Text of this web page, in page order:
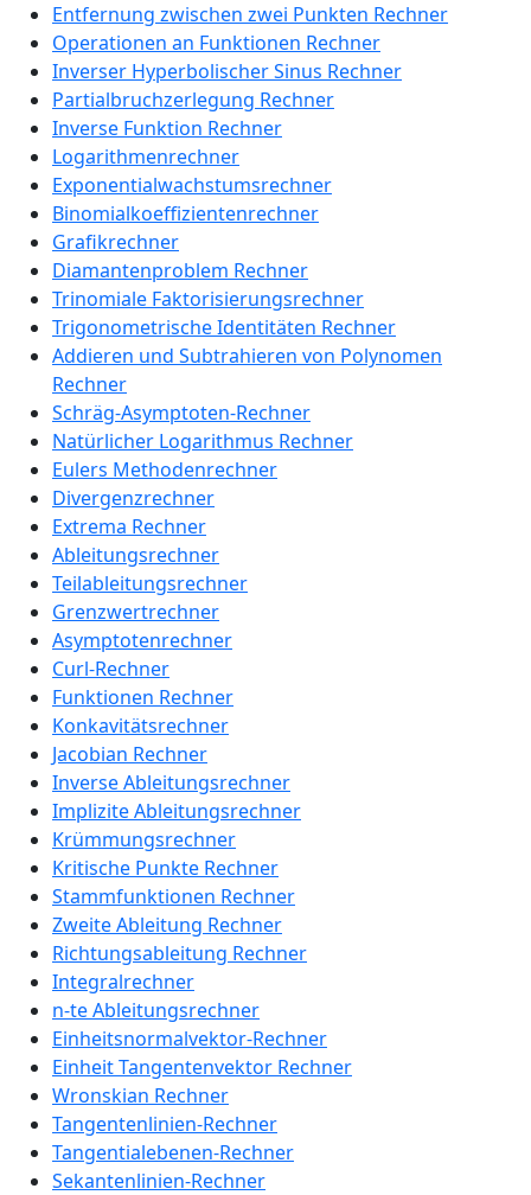
Entfernung zwischen zwei Punkten Rechner
Operationen an Funktionen Rechner
Inverser Hyperbolischer Sinus Rechner
Partialbruchzerlegung Rechner
Inverse Funktion Rechner
Logarithmenrechner
Exponentialwachstumsrechner
Binomialkoeffizientenrechner
Grafikrechner
Diamantenproblem Rechner
Trinomiale Faktorisierungsrechner
Trigonometrische Identitäten Rechner
Addieren und Subtrahieren von Polynomen
Rechner
Schräg-Asymptoten-Rechner
Natürlicher Logarithmus Rechner
Eulers Methodenrechner
Divergenzrechner
Extrema Rechner
Ableitungsrechner
Teilableitungsrechner
Grenzwertrechner
Asymptotenrechner
Curl-Rechner
Funktionen Rechner
Konkavitätsrechner
Jacobian Rechner
Inverse Ableitungsrechner
Implizite Ableitungsrechner
Krümmungsrechner
Kritische Punkte Rechner
Stammfunktionen Rechner
Zweite Ableitung Rechner
Richtungsableitung Rechner
Integralrechner
n-te Ableitungsrechner
Einheitsnormalvektor-Rechner
Einheit Tangentenvektor Rechner
Wronskian Rechner
Tangentenlinien-Rechner
Tangentialebenen-Rechner
Sekantenlinien-Rechner